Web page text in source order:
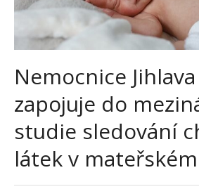
Nemocnice
zapojuje do
studie sledování
látek v